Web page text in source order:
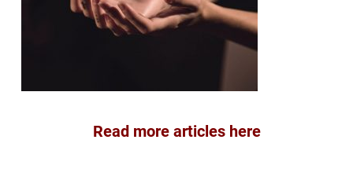
Read more articles here